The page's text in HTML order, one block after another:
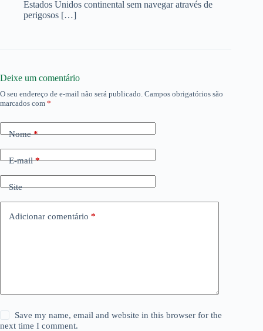
Estados Unidos continental sem navegar através de
perigosos […]
Deixe um comentário
O seu endereço de e-mail não será publicado. Campos obrigatórios são
marcados com *
Nome*
E-mail*
Site
Adicionar comentário *
Save my name, email and website in this browser for the
next time I comment.